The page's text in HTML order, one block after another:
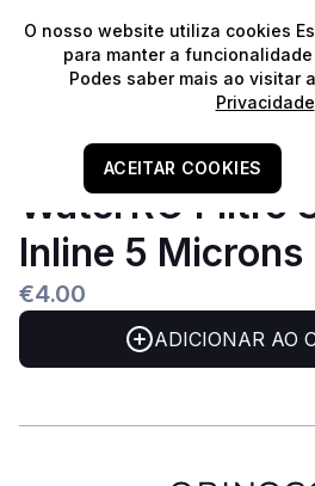
⭐️ Envios Gratuitos para
Equipamento E CO2/Filtros De
Mídias E Cartuchos
WaterRO Filtro
Inline 5 Microns
€4.00
ADICIONAR AO
O nosso website utiliza cookies
para manter a
Podes saber mais ao visitar
Privacidade
ACEITAR COOKIES